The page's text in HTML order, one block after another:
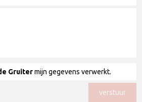
Gruitermijn gegevens verwerkt.